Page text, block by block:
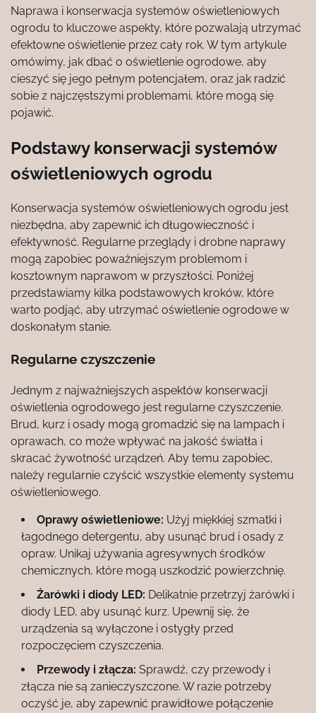
Naprawa i konserwacja systemów oświetleniowych
ogrodu to kluczowe aspekty, które pozwalają utrzymać
efektowne oświetlenie przez cały rok. W tym artykule
omówimy, jak dbać o oświetlenie ogrodowe, aby
cieszyć się jego pełnym potencjałem, oraz jak radzić
sobie z najczęstszymi problemami, które mogą się
pojawić.
Podstawy konserwacji systemów
oświetleniowych ogrodu
Konserwacja systemów oświetleniowych ogrodu jest
niezbędna, aby zapewnić ich długowieczność i
efektywność. Regularne przeglądy i drobne naprawy
mogą zapobiec poważniejszym problemom i
kosztownym naprawom w przyszłości. Poniżej
przedstawiamy kilka podstawowych kroków, które
warto podjąć, aby utrzymać oświetlenie ogrodowe w
doskonałym stanie.
Regularne czyszczenie
Jednym z najważniejszych aspektów konserwacji
oświetlenia ogrodowego jest regularne czyszczenie.
Brud, kurz i osady mogą gromadzić się na lampach i
oprawach, co może wpływać na jakość światła i
skracać żywotność urządzeń. Aby temu zapobiec,
należy regularnie czyścić wszystkie elementy systemu
oświetleniowego.
Oprawy oświetleniowe: Użyj miękkiej szmatki i
łagodnego detergentu, aby usunąć brud i osady z
opraw. Unikaj używania agresywnych środków
chemicznych, które mogą uszkodzić powierzchnię.
Żarówki i diody LED: Delikatnie przetrzyj żarówki i
diody LED, aby usunąć kurz. Upewnij się, że
urządzenia są wyłączone i ostygły przed
rozpoczęciem czyszczenia.
Przewody i złącza: Sprawdź, czy przewody i
złącza nie są zanieczyszczone. W razie potrzeby
oczyść je, aby zapewnić prawidłowe połączenie